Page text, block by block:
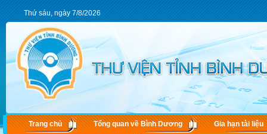
Thứ sáu, ngày 7/8/2026
Trang chủ Tổng quan về Bình Dương Gia hạn tài liệu